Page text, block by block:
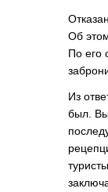
Об
По его
Из
был.